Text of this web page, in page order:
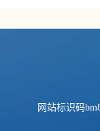
网站标识码